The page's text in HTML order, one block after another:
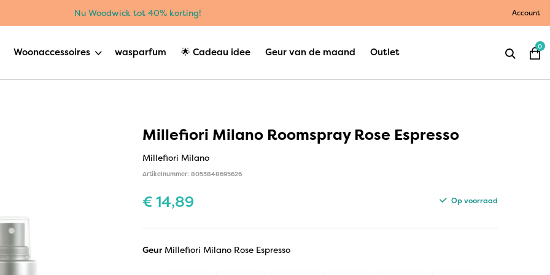
Nu Woodwick tot 40% korting! Account
Woonaccessoires wasparfum 🌟 Cadeau idee Geur van de maand Outlet 0
Millefiori Milano Roomspray Rose Espresso
Millefiori Milano
Artikelnummer: 8053848695626
€14,89 Op voorraad
Geur Millefiori Milano Rose Espresso